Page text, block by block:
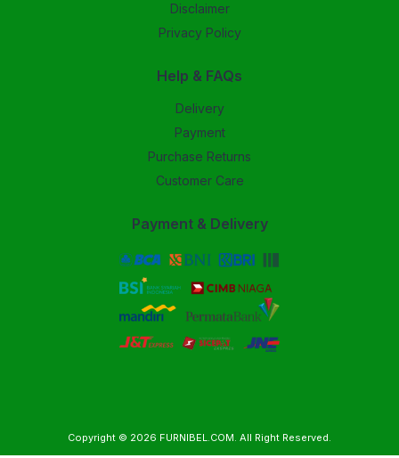
Disclaimer
Privacy Policy
Help & FAQs
Delivery
Payment
Purchase Returns
Customer Care
Payment & Delivery
Copyright © 2026 FURNIBEL.COM. All Right Reserved.